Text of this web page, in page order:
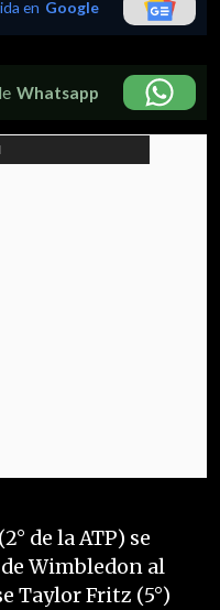
en Google
Whatsapp
de la ATP) se
Wimbledon al
Taylor Fritz (5°)